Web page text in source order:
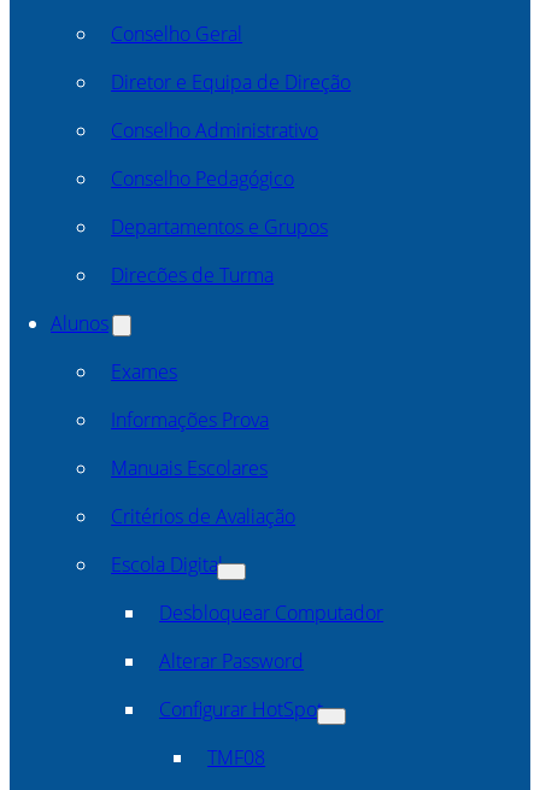
Conselho Geral
Diretor e Equipa de Direção
Conselho Administrativo
Conselho Pedagógico
Departamentos e Grupos
Direcões de Turma
Alunos
Exames
Informações Prova
Manuais Escolares
Critérios de Avaliação
Escola Digital
Desbloquear Computador
Alterar Password
Configurar HotSpot
TMF08